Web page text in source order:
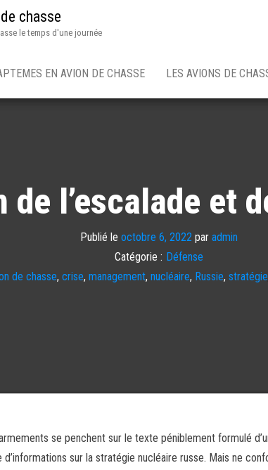
chasse
le temps d'une journée
EN AVION DE CHASSE LES AVIONS DE
l’escalade et
Publié le octobre 6, 2022 par admin
Catégorie : Défense
de chasse, crise, management, nucléaire, Russie, stratégie
se penchent sur le texte péniblement formulé
sur la stratégie nucléaire russe. Mais ne